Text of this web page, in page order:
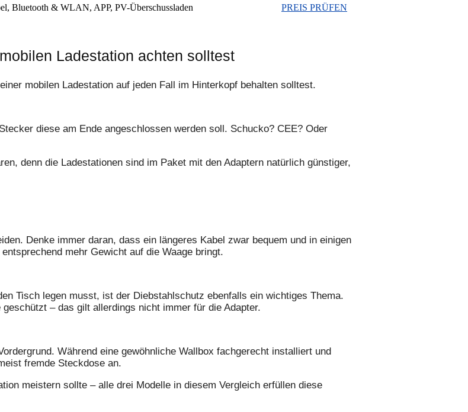
Bluetooth & WLAN, APP, PV-Überschussladen PREIS PRÜFEN
Ladestation achten solltest
mobilen Ladestation auf jeden Fall im Hinterkopf behalten solltest.
diese am Ende angeschlossen werden soll. Schucko? CEE? Oder
denn die Ladestationen sind im Paket mit den Adaptern natürlich günstiger,
Denke immer daran, dass ein längeres Kabel zwar bequem und in einigen
mehr Gewicht auf die Waage bringt.
Tisch legen musst, ist der Diebstahlschutz ebenfalls ein wichtiges Thema.
– das gilt allerdings nicht immer für die Adapter.
Während eine gewöhnliche Wallbox fachgerecht installiert und
fremde Steckdose an.
meistern sollte – alle drei Modelle in diesem Vergleich erfüllen diese